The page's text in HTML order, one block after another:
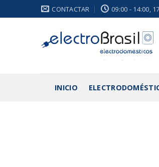
al
CONTACTAR 09:00 - 14:00,
INICIO